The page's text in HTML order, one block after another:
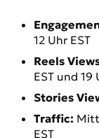
12 Uhr EST
Reels
EST und 19
Stories
Traffic:
EST